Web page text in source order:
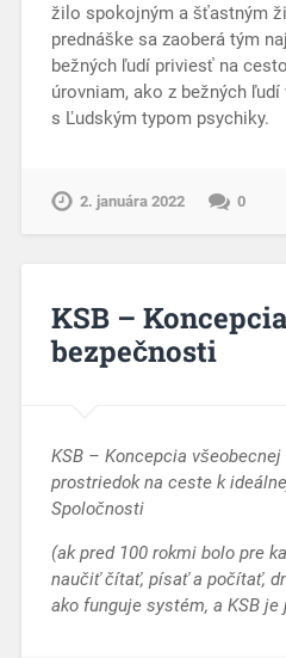
žilo spokojným a šťastným
prednáške sa zaoberá tým
bežných ľudí priviesť na
úrovniam, ako z bežných
s Ľudským typom psychiky.
2. januára 2022 0
KSB –
bezpečnosti
KSB – Koncepcia
prostriedok na ceste k
Spoločnosti
(ak pred 100 rokmi bolo pre
naučiť čítať, písať a počítať,
ako funguje systém, a KSB